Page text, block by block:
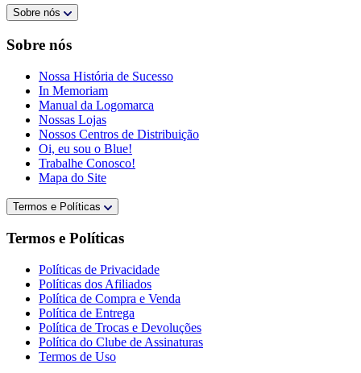
Sobre nós
Sobre nós
Nossa História de Sucesso
In Memoriam
Manual da Logomarca
Nossas Lojas
Nossos Centros de Distribuição
Oi, eu sou o Blue!
Trabalhe Conosco!
Mapa do Site
Termos e Políticas
Termos e Políticas
Políticas de Privacidade
Políticas dos Afiliados
Política de Compra e Venda
Política de Entrega
Política de Trocas e Devoluções
Política do Clube de Assinaturas
Termos de Uso